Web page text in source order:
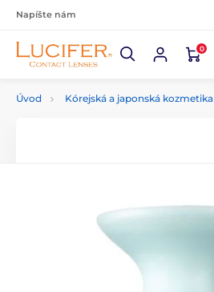
Napíšte nám
0
Úvod Kórejská a japonská kozmetika